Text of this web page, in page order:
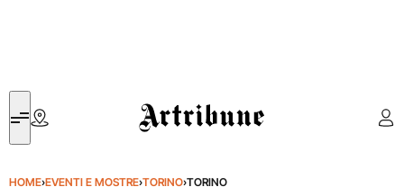
Artribune
HOME›EVENTI E MOSTRE›TORINO›TORINO